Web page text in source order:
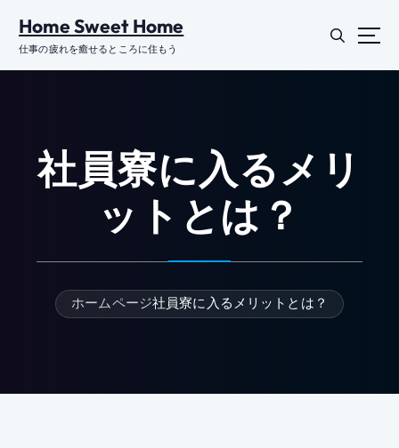
ン
Home Sweet Home
仕事の疲れを癒せるところに住もう
社員寮に入るメリ
ットとは？
ホームページ社員寮に入るメリットとは？